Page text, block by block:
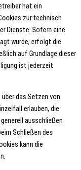
hat ein
zur technisch
Dienste. Sofern eine
wurde, erfolgt die
auf Grundlage dieser
ist jederzeit
das Setzen von
erlauben, die
ausschließen
Schließen des
kann die